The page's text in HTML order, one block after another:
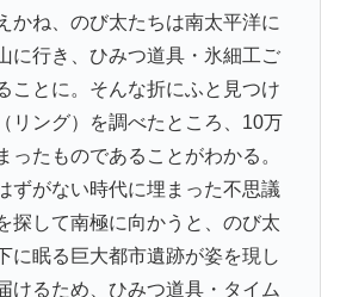
かね、のび太たちは南太平洋に
に行き、ひみつ道具・氷細工ご
ことに。そんな折にふと見つけ
リング）を調べたところ、10万
ったものであることがわかる。
ずがない時代に埋まった不思議
探して南極に向かうと、のび太
に眠る巨大都市遺跡が姿を現し
けるため、ひみつ道具・タイム